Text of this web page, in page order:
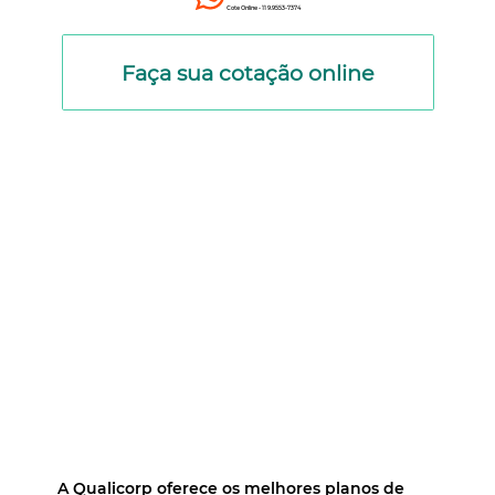
Faça sua cotação online
Cote Online - 11 9.9553-7374
A Qualicorp oferece os melhores planos de